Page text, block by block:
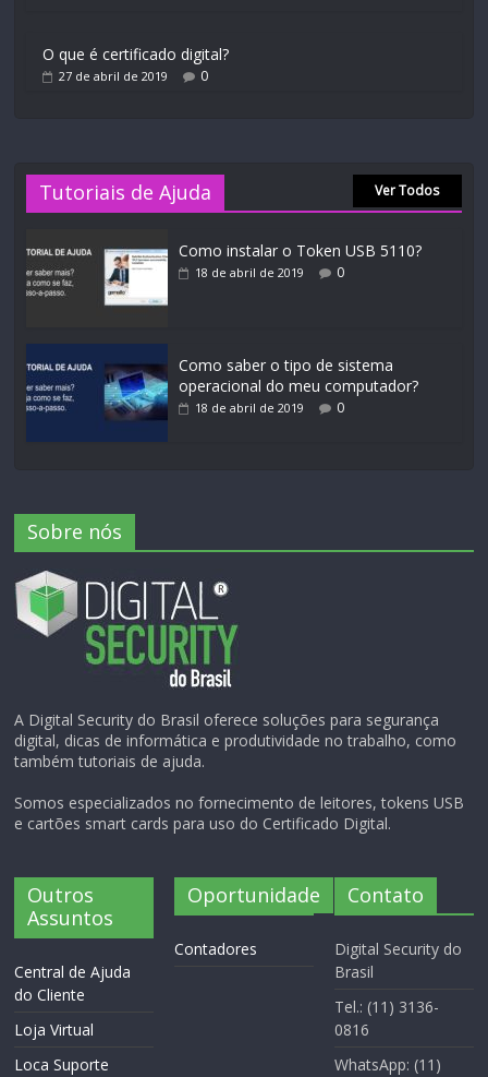
O que é certificado digital?
27 de abril de 2019 0
Tutoriais de Ajuda Ver Todos
Como instalar o Token USB 5110?
18 de abril de 2019 0
Como saber o tipo de sistema
operacional do meu computador?
18 de abril de 2019 0
Sobre nós
A Digital Security do Brasil oferece soluções para segurança
digital, dicas de informática e produtividade no trabalho, como
também tutoriais de ajuda.
Somos especializados no fornecimento de leitores, tokens USB
e cartões smart cards para uso do Certificado Digital.
Outros
Assuntos
Central de Ajuda
do Cliente
Loja Virtual
Loca Suporte
Oportunidade
Contadores
Contato
Digital Security do
Brasil
Tel.: (11) 3136-
0816
WhatsApp: (11)